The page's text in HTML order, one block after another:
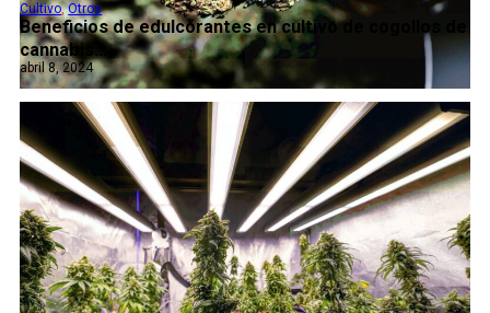
Beneficios de edulcorantes en cultivo de cogollos de
cannabis...
Cultivo,Otros
abril 8, 2024